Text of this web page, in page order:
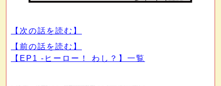
【次の話を読む】
【前の話を読む】
【EP1 -ヒーロー！ わし？】一覧